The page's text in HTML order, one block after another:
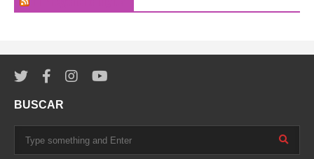
BUSCAR